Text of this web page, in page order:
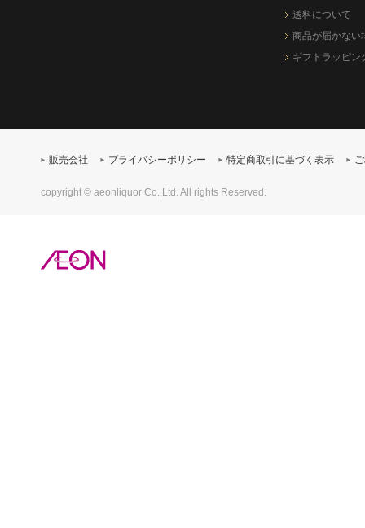
送料について
商品が届かない
ギフトラッピン
販売会社 プライバシーポリシー 特定商取引に基づく表示
copyright © aeonliquor Co.,Ltd. All rights Reserved.